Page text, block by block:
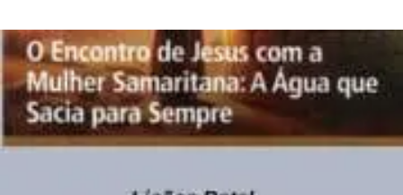
acusadores? Ninguém te condenou?” João 8.10.
VERDADE APLICADA Perdoar uns aos outros como
fomos perdoados por Deus em Cristo é uma das
marcas do verdadeiro cristão. OBJETIVOS DA LIÇÃO
Saber que culpa